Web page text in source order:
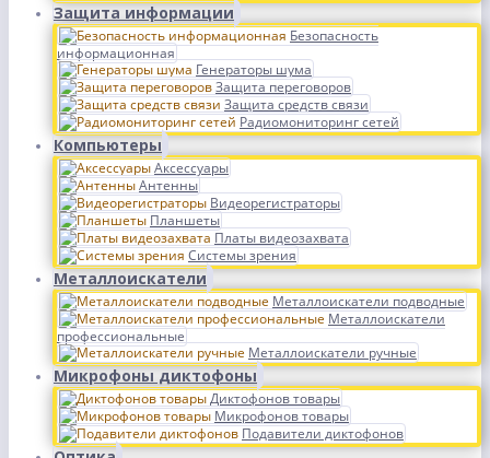
Защита информации
Безопасность
информационная
Генераторы шума
Защита переговоров
Защита средств связи
Радиомониторинг сетей
Компьютеры
Аксессуары
Антенны
Видеорегистраторы
Планшеты
Платы видеозахвата
Системы зрения
Металлоискатели
Металлоискатели подводные
Металлоискатели
профессиональные
Металлоискатели ручные
Микрофоны диктофоны
Диктофонов товары
Микрофонов товары
Подавители диктофонов